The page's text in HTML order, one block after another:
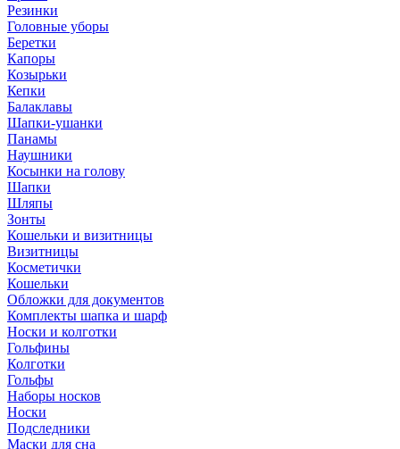
Резинки
Головные уборы
Беретки
Капоры
Козырьки
Кепки
Балаклавы
Шапки-ушанки
Панамы
Наушники
Косынки на голову
Шапки
Шляпы
Зонты
Кошельки и визитницы
Визитницы
Косметички
Кошельки
Обложки для документов
Комплекты шапка и шарф
Носки и колготки
Гольфины
Колготки
Гольфы
Наборы носков
Носки
Подследники
Маски для сна